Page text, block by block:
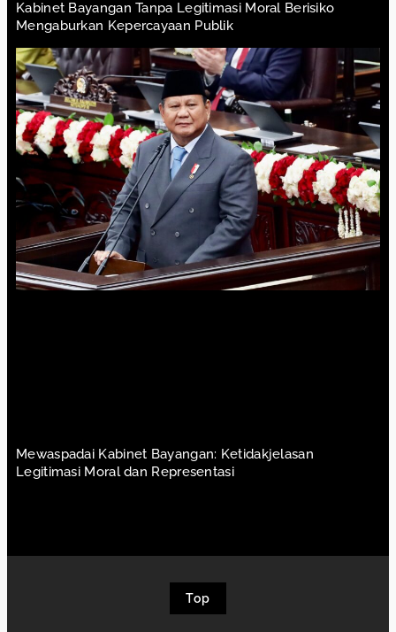
Kabinet Bayangan Tanpa Legitimasi Moral Berisiko
Mengaburkan Kepercayaan Publik
Mewaspadai Kabinet Bayangan: Ketidakjelasan
Legitimasi Moral dan Representasi
Top